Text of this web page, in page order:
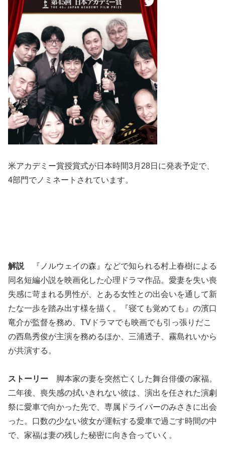
米アカデミー賞授賞式が日本時間3月28日に発表予定で、
4部門でノミネートされています。
解説『ノルウェイの森』などで知られる村上春樹による
同名短編小説を映画化した心理ドラマ作品。愛妻を失い喪
失感に苛まれる男性が、とある女性との出会いを通して新
たな一歩を踏み出す様を描く。『寝ても覚めても』の濱口
竜介が監督を務め、TVドラマでも映画でも引っ張りだこ
の西島秀俊が主演を務めるほか、三浦透子、霧島れいから
が共演する。
ストーリー 脚本家の妻を突然亡くした舞台俳優の家福。
二年後、喪失感の拭いきれない彼は、演出を任された演劇
祭に愛車で向かった先で、専属ドライバーのみさきに出会
った。口数の少ない彼女が運転する愛車で過ごす時間の中
で、家福は妻の残した秘密に向き合っていく。